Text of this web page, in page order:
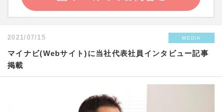
2021/07/15 MEDIA
マイナビ(Webサイト)に当社代表社員インタビュー記事
掲載